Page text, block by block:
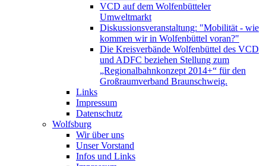
VCD auf dem Wolfenbütteler
Umweltmarkt
Diskussionsveranstaltung: "Mobilität - wie
kommen wir in Wolfenbüttel voran?"
Die Kreisverbände Wolfenbüttel des VCD
und ADFC beziehen Stellung zum
„Regionalbahnkonzept 2014+“ für den
Großraumverband Braunschweig.
Links
Impressum
Datenschutz
Wolfsburg
Wir über uns
Unser Vorstand
Infos und Links